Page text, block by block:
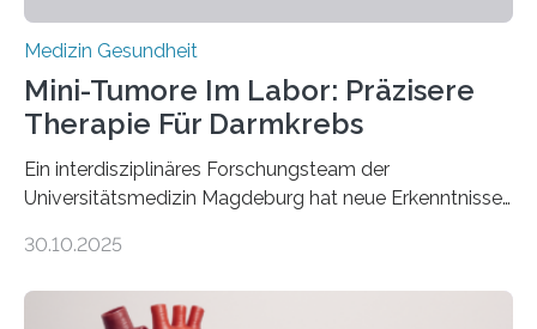
Medizin Gesundheit
Mini-Tumore Im Labor: Präzisere
Therapie Für Darmkrebs
Ein interdisziplinäres Forschungsteam der
Universitätsmedizin Magdeburg hat neue Erkenntnisse
behandelt werden kann. In ihrer aktuellen Studie,
Oncology, zeigen die Forschenden, dass Mini-Tumore
30.10.2025